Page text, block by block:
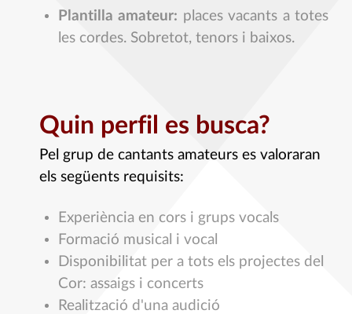
Plantilla amateur: places vacants a totes
les cordes. Sobretot, tenors i baixos.
Quin perfil es busca?
Pel grup de cantants amateurs es valoraran
els següents requisits:
Experiència en cors i grups vocals
Formació musical i vocal
Disponibilitat per a tots els projectes del
Cor: assaigs i concerts
Realització d'una audició